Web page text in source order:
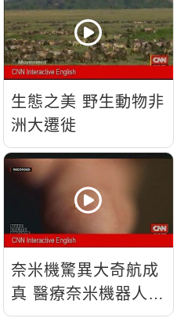
生態之美 野生動物非
洲大遷徙
奈米機驚異大奇航成
真 醫療奈米機器人問
世